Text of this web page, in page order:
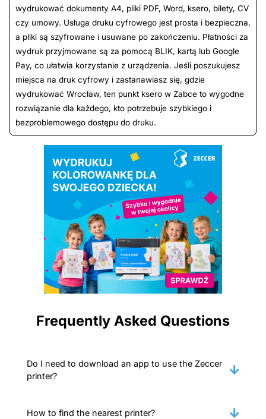
wydrukować dokumenty A4, pliki PDF, Word, ksero, bilety, CV
czy umowy. Usługa druku cyfrowego jest prosta i bezpieczna,
a pliki są szyfrowane i usuwane po zakończeniu. Płatności za
wydruk przyjmowane są za pomocą BLIK, kartą lub Google
Pay, co ułatwia korzystanie z urządzenia. Jeśli poszukujesz
miejsca na druk cyfrowy i zastanawiasz się, gdzie
wydrukować Wrocław, ten punkt ksero w Żabce to wygodne
rozwiązanie dla każdego, kto potrzebuje szybkiego i
bezproblemowego dostępu do druku.
Frequently Asked Questions
Do I need to download an app to use the Zeccer
printer?
How to find the nearest printer?